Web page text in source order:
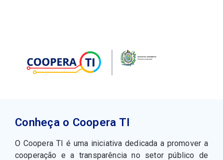
Conheça o Coopera TI
O Coopera TI é uma iniciativa dedicada a promover a
cooperação e a transparência no setor público de